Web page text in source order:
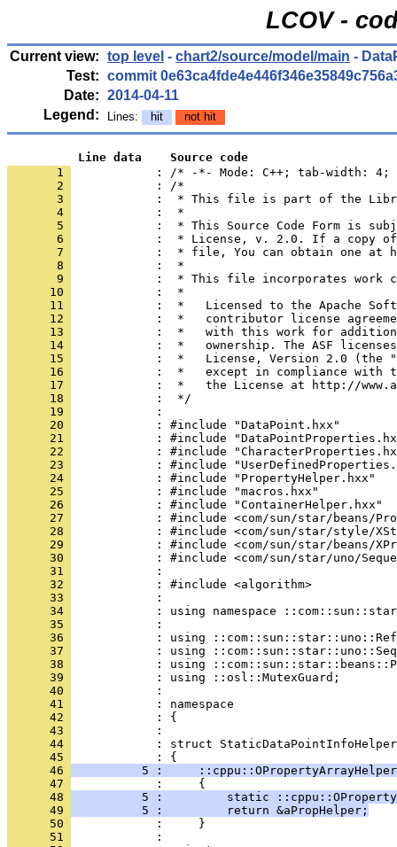
LCOV -
Current view: top level - chart2/source/model/main -
Test: commit
Date: 2014-04-11
Legend:
Lines: hit not hit
          Line data    Source code
       1
: /* -*- Mode: C++; tab-width:
       2
       3
       4
       5
       6
       7
       8
       9
      10
      11
      12
      13
      14
      15
      16
      17
      18
      19
      20
      21
      22
      23
      24
      25
      26
      27
      28
      29
      30
      31
      32
      33
      34
      35
      36
      37
      38
      39
      40
      41
      42
      43
      44
: struct
      45
      46
5 :
      47
      48
5 :         static
      49
          5 :         return &aPropHelper;
      50
      51
            :